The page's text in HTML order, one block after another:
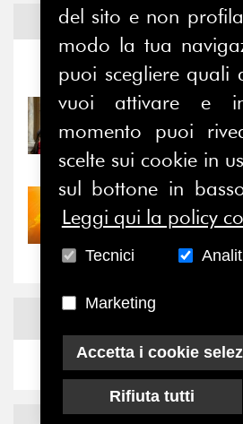
Notizie ed
Notizie-
31/07/2026
Prima della
il valore di...
Nove anni dopo
“grande cecità”:
News
del sito e non
modo la tua
puoi scegliere quali
vuoi attivare e
momento puoi
scelte sui cookie in
sul bottone in
Leggi qui la policy
Tecnici
Marketing
Accetta i cookie
Rifiuta tutti